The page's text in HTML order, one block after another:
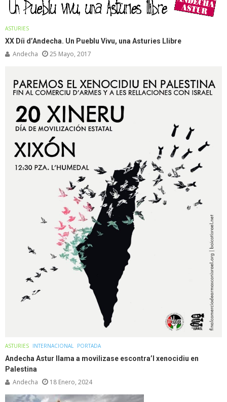
ASTURIES
XX Díi d’Andecha. Un Pueblu Vivu, una Asturies Llibre
Andecha 25 Mayo, 2017
ASTURIES INTERNACIONAL PORTADA
Andecha Astur llama a movilizase escontra’l xenocidiu en
Palestina
Andecha 18 Enero, 2024